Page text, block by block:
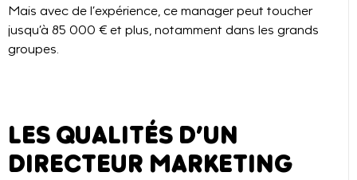
Mais avec de l’expérience, ce manager peut toucher
jusqu’à 85 000 € et plus, notamment dans les grands
groupes.
LES QUALITÉS D’UN
DIRECTEUR MARKETING